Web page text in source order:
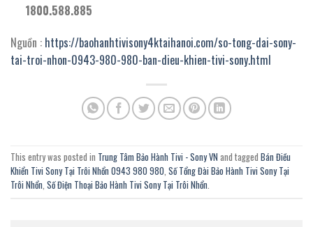
1800.588.885
Nguồn : https://baohanhtivisony4ktaihanoi.com/so-tong-dai-sony-
tai-troi-nhon-0943-980-980-ban-dieu-khien-tivi-sony.html
This entry was posted in Trung Tâm Bảo Hành Tivi - Sony VN and tagged Bán Điều
Khiển Tivi Sony Tại Trôi Nhổn 0943 980 980, Số Tổng Đài Bảo Hành Tivi Sony Tại
Trôi Nhổn, Số Điện Thoại Bảo Hành Tivi Sony Tại Trôi Nhổn.